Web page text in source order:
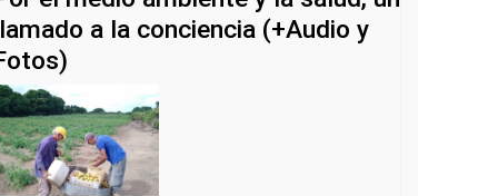
a la conciencia (+Audio y